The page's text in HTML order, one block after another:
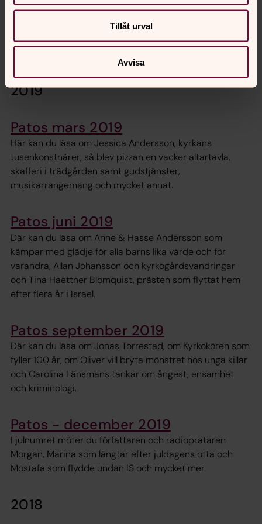
Tillåt urval
Avvisa
Patos - december 2020
I julnumret möter du Stridsbergarna, musikern Kristoffer
Hedberg, God jul på Secondhand, Ann-Cathrine som är
2019
Patos mars 2019
Här kan du läsa om Jessica Andersson, kyrkans
tusenkonstnärer, så blev pizzan en vacker altartavla,
skafferi i trädgården samt gudstjänster,
musikarrangemang och mycket annat.
Patos juni 2019
Där kan du läsa om Anne & Hasse Andersson som
kämpar med glädje för alla barns lika värde och för
varandra, Allan Johansson och kyrkogårdsvandringar
och Tina Haettner Blomquist, prästen som flyttat hem
efter flera år i Israel.
Patos september 2019
Där kan du läsa om Jonas Torrestad, om Kyrkokören som
fyller 100 år, om Oliver vill bryta mönstret hos unga killar
och Carolina Länsmans tankar om ångest, ensamhet
och kriminologi.
Patos - december 2019
I julnumret möter du författaren och radioprataren
Morgan, Marina som längtar efter juldagens otta och
Mostafa som flydde undan IS och mycket mer.
2018